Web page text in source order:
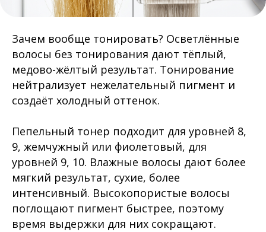
Зачем вообще тонировать? Осветлённые
волосы без тонирования дают тёплый,
медово-жёлтый результат. Тонирование
нейтрализует нежелательный пигмент и
создаёт холодный оттенок.
Пепельный тонер подходит для уровней 8,
9, жемчужный или фиолетовый, для
уровней 9, 10. Влажные волосы дают более
мягкий результат, сухие, более
интенсивный. Высокопористые волосы
поглощают пигмент быстрее, поэтому
время выдержки для них сокращают.